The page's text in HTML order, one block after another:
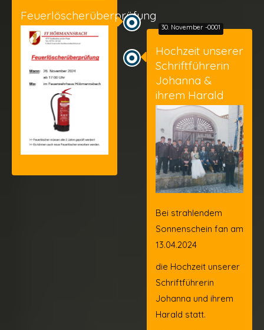
Feuerlöscherüberprüfung
30. November -0001
Hochzeit unserer
Schriftführerin
Johanna &
ihrem Harald
Bei strahlendem
Sonnenschein fan am
13.04.2024
die Hochzeit unserer
Schriftführerin
Johanna und ihrem
Harald statt.